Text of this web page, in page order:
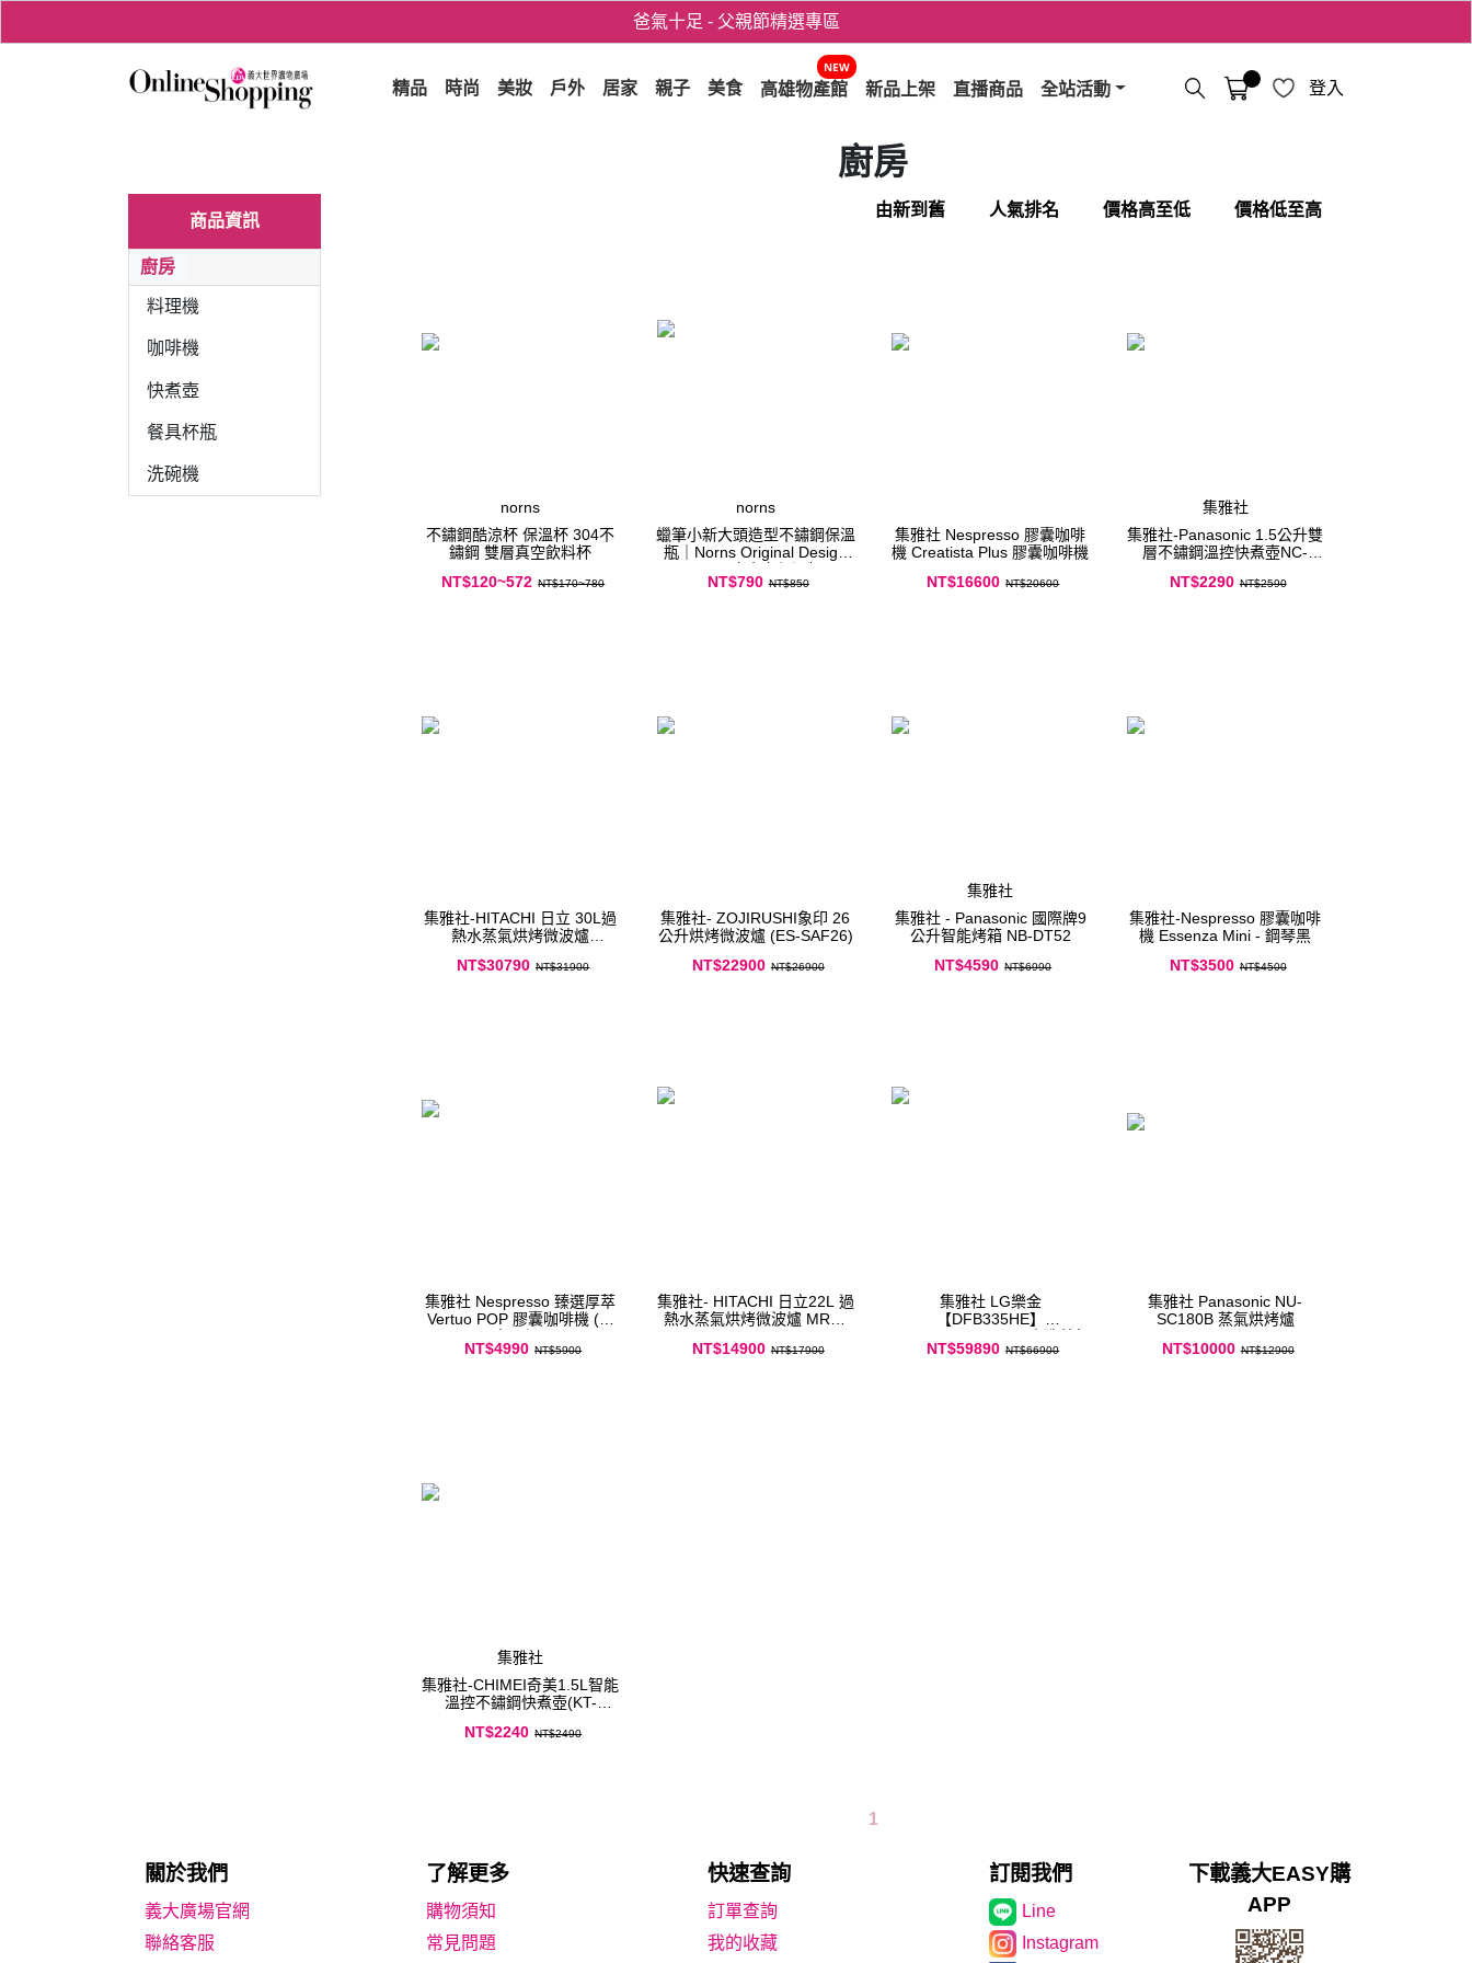
爸氣十足 - 父親節精選專區
用心愛你！七夕星選禮遇！
精品 時尚 美妝 戶外 居家 親子 美食 高雄物產館
NEW
新品上架 直播商品 全站活動 登入
商品資訊
廚房
料理機
咖啡機
快煮壺
餐具杯瓶
洗碗機
廚房
由新到舊 人氣排名 價格高至低 價格低至高
norns
不鏽鋼酷涼杯 保溫杯 304不
鏽鋼 雙層真空飲料杯
NT$120~572 NT$170~780
norns
蠟筆小新大頭造型不鏽鋼保溫
瓶｜Norns Original Design
NT$790 NT$850
集雅社 Nespresso 膠囊咖啡
機 Creatista Plus 膠囊咖啡機
NT$16600 NT$20600
集雅社
集雅社-Panasonic 1.5公升雙
層不鏽鋼溫控快煮壺NC-
NT$2290 NT$2590
集雅社-HITACHI 日立 30L過
熱水蒸氣烘烤微波爐
NT$30790 NT$31900
集雅社- ZOJIRUSHI象印 26
公升烘烤微波爐 (ES-SAF26)
NT$22900 NT$26900
集雅社
集雅社 - Panasonic 國際牌9
公升智能烤箱 NB-DT52
NT$4590 NT$6990
集雅社-Nespresso 膠囊咖啡
機 Essenza Mini - 鋼琴黑
NT$3500 NT$4500
集雅社 Nespresso 臻選厚萃
Vertuo POP 膠囊咖啡機 (五
NT$4990 NT$5900
集雅社- HITACHI 日立22L 過
熱水蒸氣烘烤微波爐 MRO-
※領券再折$1,000元※
NT$14900 NT$17900
集雅社 LG樂金
【DFB335HE】
洗碗機-自動開門
NT$59890 NT$66900
集雅社 Panasonic NU-
SC180B 蒸氣烘烤爐
NT$10000 NT$12900
集雅社
集雅社-CHIMEI奇美1.5L智能
溫控不鏽鋼快煮壺(KT-
NT$2240 NT$2490
1
關於我們 了解更多 快速查詢 訂閱我們
義大廣場官網 購物須知
Line
聯絡客服
常見問題 我的收藏 Instagram
下載義大EASY購
APP